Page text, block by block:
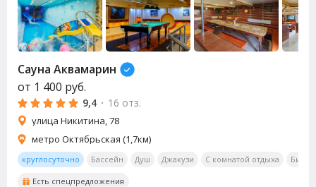
Сауна Аквамарин
от 1 400 руб.
9,4 · 16 отз.
улица Никитина, 78
метро Октябрьская (1,7км)
круглосуточно Бассейн Душ Джакузи С комнатой отдыха
Есть спецпредложения